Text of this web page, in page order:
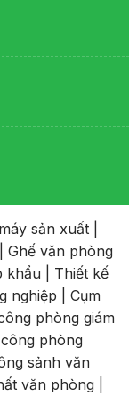
sản xuất
Ghế văn phòng
khẩu
Thiết kế
nghiệp
Cụm
phòng giám
phòng
sảnh văn
văn phòng